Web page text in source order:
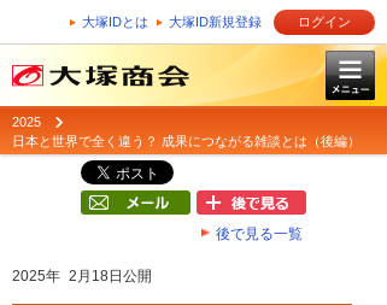
大塚IDとは 大塚ID新規登録 ログイン
2025
日本と世界で全く違う？ 成果につながる雑談とは（後編）
後で見る一覧
2025年 2月18日公開